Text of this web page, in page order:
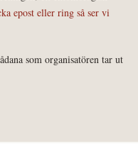
epost eller ring så ser vi
som organisatören tar ut